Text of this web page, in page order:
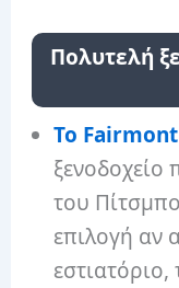
Πολυτελή
Το
ξενοδοχείο
του
επιλογή αν